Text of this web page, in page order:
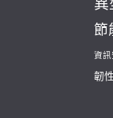
節
資訊
韌